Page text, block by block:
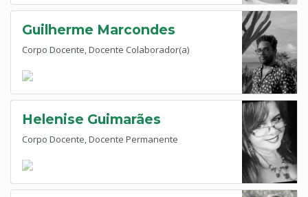
Guilherme Marcondes
Corpo Docente, Docente Colaborador(a)
Helenise Guimarães
Corpo Docente, Docente Permanente